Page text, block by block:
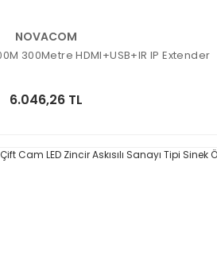
NOVACOM
300Metre HDMI+USB+IR IP Extender
6.046,26 TL